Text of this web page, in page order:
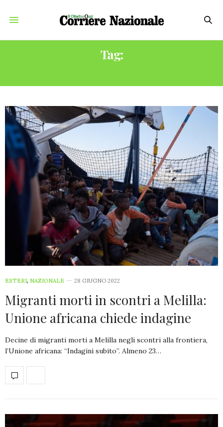
Tag:
ESTERI, NAZIONALE 28 GIUGNO 2022
Migranti morti in scontri a Melilla:
Unione africana chiede indagine
Decine di migranti morti a Melilla negli scontri alla frontiera,
l’Unione africana: “Indagini subito”. Almeno 23…